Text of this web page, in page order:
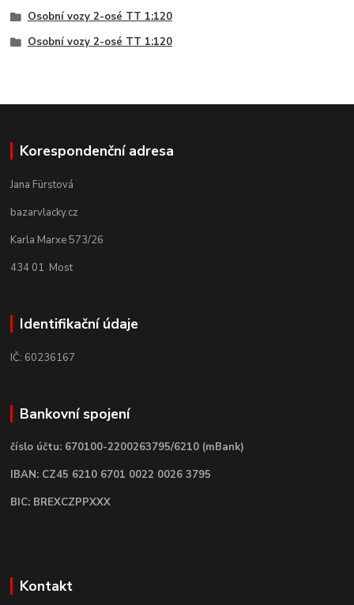
Osobní vozy 2-osé TT 1:120
Osobní vozy 2-osé TT 1:120
Korespondenční adresa
Jana Fürstová
bazarvlacky.cz
Karla Marxe 573/26
434 01 Most
Identifikační údaje
IČ: 60236167
Bankovní spojení
číslo účtu: 670100-2200263795/6210 (mBank)
IBAN: CZ45 6210 6701 0022 0026 3795
BIC: BREXCZPPXXX
Kontakt